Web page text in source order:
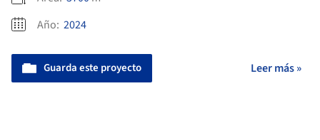
Año: 2024
Guarda este proyecto Leer más »